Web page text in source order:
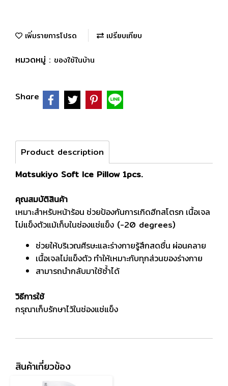
เพิ่มรายการโปรด เปรียบเทียบ
หมวดหมู่ : ของใช้ในบ้าน
Share
Product description
Matsukiyo Soft Ice Pillow 1pcs.
คุณสมบัติสินค้า
เหมาะสำหรับหน้าร้อน ช่วยป้องกันการเกิดฮีทสโตรก เนื้อเจล
ไม่แข็งตัวแม้เก็บในช่องแช่แข็ง (-20 degrees)
ช่วยให้บริเวณศีรษะและร่างกายรู้สึกสดชื่น ผ่อนคลาย
เนื้อเจลไม่แข็งตัว ทำให้เหมาะกับทุกส่วนของร่างกาย
สามารถนำกลับมาใช้ซ้ำได้
วิธีการใช้
กรุณาเก็บรักษาไว้ในช่องแช่แข็ง
สินค้าเกี่ยวข้อง